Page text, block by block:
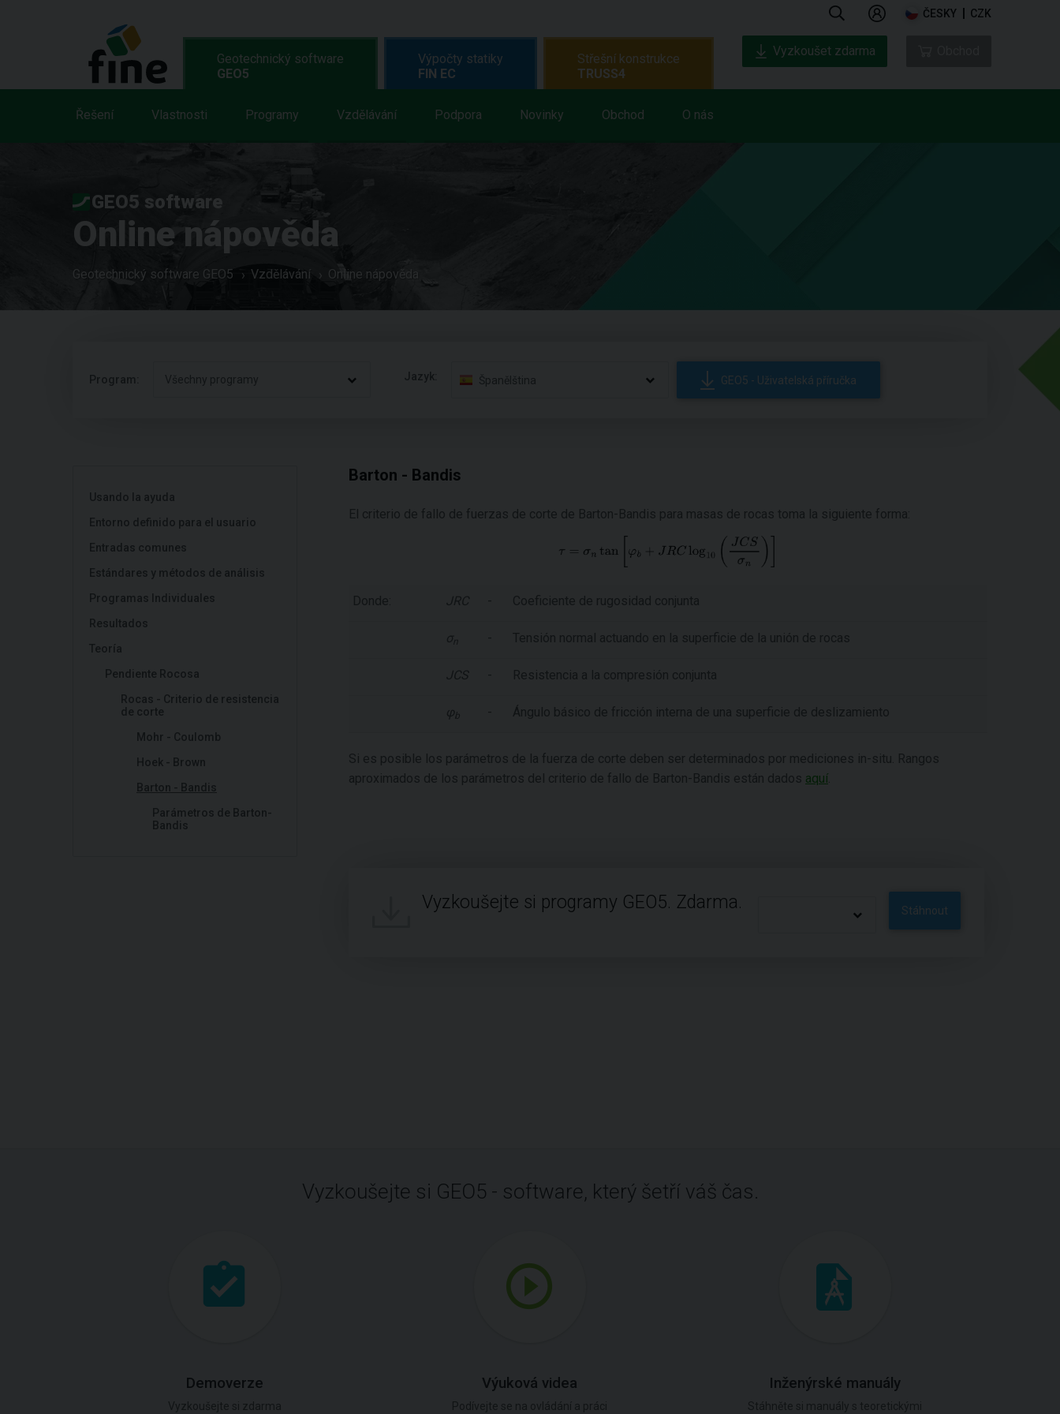
ČESKY CZK
Geotechnický software
GEO5
Řešení Vlastnosti Programy Vzdělávání Podpora Novinky Obchod O nás
Výpočty statiky
FIN EC
Střešní konstrukce
TRUSS4
Vyzkoušet zdarma
GEO5 software
Online nápověda
Geotechnický software GEO5 Vzdělávání Online nápověda
Program: Všechny programy Jazyk: Španělština GEO5 - Uživatelská příručka
Usando la ayuda
Entorno definido para el usuario
Entradas comunes
Estándares y métodos de análisis
Programas Individuales
Resultados
Teoría
Pendiente Rocosa
Rocas - Criterio de resistencia
de corte
Mohr - Coulomb
Hoek - Brown
Barton - Bandis
Parámetros de Barton-
Bandis
Barton - Bandis
El criterio de fallo de fuerzas de corte de Barton-Bandis para masas de rocas toma la siguiente forma:
Donde: JRC - Coeficiente de rugosidad conjunta
σn - Tensión normal actuando en la superficie de la unión de rocas
JCS - Resistencia a la compresión conjunta
φ b - Ángulo básico de fricción interna de una superficie de deslizamiento
Si es posible los parámetros de la fuerza de corte deben ser determinados por mediciones in-situ. Rangos
aproximados de los parámetros del criterio de fallo de Barton-Bandis están dados aquí
Vyzkoušejte si programy GEO5. Zdarma. Stáhnout
Vyzkoušejte si GEO5 - software, který šetří váš čas.
Demoverze Výuková videa Inženýrské manuály